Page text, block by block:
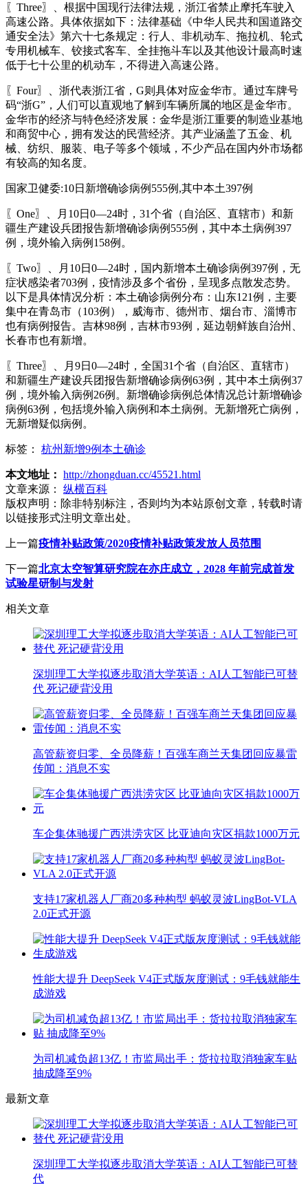
〖Three〗、根据中国现行法律法规，浙江省禁止摩托车驶入
高速公路。具体依据如下：法律基础《中华人民共和国道路交
通安全法》第六十七条规定：行人、非机动车、拖拉机、轮式
专用机械车、铰接式客车、全挂拖斗车以及其他设计最高时速
低于七十公里的机动车，不得进入高速公路。
〖Four〗、浙代表浙江省，G则具体对应金华市。通过车牌号
码“浙G”，人们可以直观地了解到车辆所属的地区是金华市。
金华市的经济与特色经济发展：金华是浙江重要的制造业基地
和商贸中心，拥有发达的民营经济。其产业涵盖了五金、机
械、纺织、服装、电子等多个领域，不少产品在国内外市场都
有较高的知名度。
国家卫健委:10日新增确诊病例555例,其中本土397例
〖One〗、月10日0—24时，31个省（自治区、直辖市）和新
疆生产建设兵团报告新增确诊病例555例，其中本土病例397
例，境外输入病例158例。
〖Two〗、月10日0—24时，国内新增本土确诊病例397例，无
症状感染者703例，疫情涉及多个省份，呈现多点散发态势。
以下是具体情况分析：本土确诊病例分布：山东121例，主要
集中在青岛市（103例），威海市、德州市、烟台市、淄博市
也有病例报告。吉林98例，吉林市93例，延边朝鲜族自治州、
长春市也有新增。
〖Three〗、月9日0—24时，全国31个省（自治区、直辖市）
和新疆生产建设兵团报告新增确诊病例63例，其中本土病例37
例，境外输入病例26例。新增确诊病例总体情况总计新增确诊
病例63例，包括境外输入病例和本土病例。无新增死亡病例，
无新增疑似病例。
标签： 杭州新增9例本土确诊
本文地址： http://zhongduan.cc/45521.html
文章来源：
纵横百科
版权声明： 除非特别标注，否则均为本站原创文章，转载时请
以链接形式注明文章出处。
上一篇疫情补贴政策/2020疫情补贴政策发放人员范围
下一篇北京太空智算研究院在亦庄成立，2028 年前完成首发
试验星研制与发射
相关文章
深圳理工大学拟逐步取消大学英语：AI人工智能已可替
代 死记硬背没用
高管薪资归零、全员降薪！百强车商兰天集团回应暴雷
传闻：消息不实
车企集体驰援广西洪涝灾区 比亚迪向灾区捐款1000万元
支持17家机器人厂商20多种构型 蚂蚁灵波LingBot-VLA
2.0正式开源
性能大提升 DeepSeek V4正式版灰度测试：9毛钱就能生
成游戏
为司机减负超13亿！市监局出手：货拉拉取消独家车贴
抽成降至9%
最新文章
深圳理工大学拟逐步取消大学英语：AI人工智能已可替
代